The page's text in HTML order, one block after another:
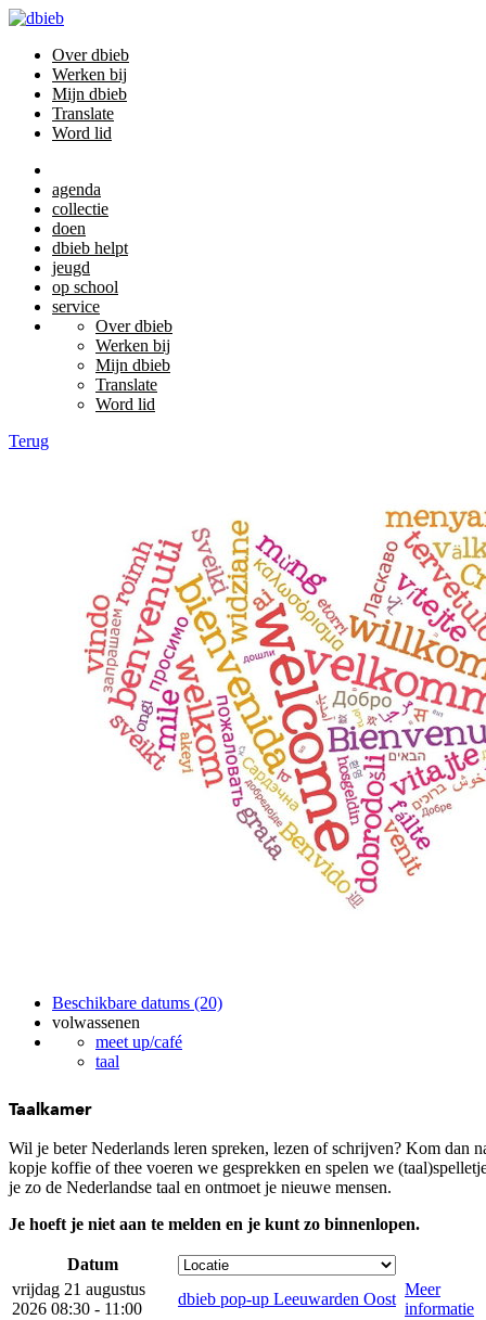
Over dbieb
Werken bij
Mijn dbieb
Translate
Word lid
agenda
collectie
doen
dbieb helpt
jeugd
op school
service
Over dbieb
Werken bij
Mijn dbieb
Translate
Word lid
Terug
Beschikbare datums (20)
volwassenen
meet up/café
taal
Taalkamer
Wil je beter Nederlands leren spreken, lezen of schrijven? Kom dan
kopje koffie of thee voeren we gesprekken en spelen we
je zo de Nederlandse taal en ontmoet je nieuwe mensen.
Je hoeft je niet aan te melden en je kunt zo binnenlopen.
Datum
vrijdag 21 augustus
2026 08:30 - 11:00
dbieb pop-up Leeuwarden Oost
Meer
informatie